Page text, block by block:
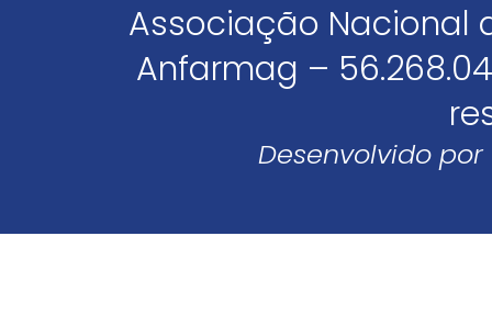
Associação Nacional
Anfarmag –
Desenvolvido por